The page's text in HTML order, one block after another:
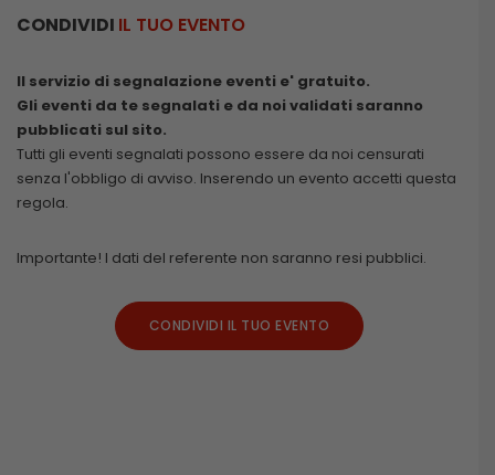
CONDIVIDI IL TUO EVENTO
Il servizio di segnalazione eventi e' gratuito.
Gli eventi da te segnalati e da noi validati saranno
pubblicati sul sito.
Tutti gli eventi segnalati possono essere da noi censurati
senza l'obbligo di avviso. Inserendo un evento accetti questa
regola.
Importante! I dati del referente non saranno resi pubblici.
CONDIVIDI IL TUO EVENTO